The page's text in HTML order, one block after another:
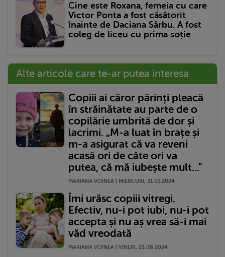
Cine este Roxana, femeia cu care
Victor Ponta a fost căsătorit
înainte de Daciana Sârbu. A fost
coleg de liceu cu prima soție
Alte articole care te-ar putea interesa
Copiii ai căror părinți pleacă
în străinătate au parte de o
copilărie umbrită de dor și
lacrimi. „M-a luat în brațe și
m-a asigurat că va reveni
acasă ori de câte ori va
putea, că mă iubește mult..."
MARIANA VOINEA | MIERCURI, 31.01.2024
Îmi urăsc copiii vitregi.
Efectiv, nu-i pot iubi, nu-i pot
accepta și nu aș vrea să-i mai
văd vreodată
MARIANA VOINEA | VINERI, 23.08.2024